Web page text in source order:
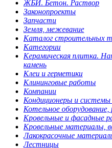
ЖБИ. Бетон. Раствор
Законопроекты
Запчасти
Земля, межевание
Каталог строительных
Категории
Керамическая плитка.
камень
Клеи и герметики
Клининговые работы
Компании
Кондиционеры и системы
Котельное
Кровельные и фасадные
Кровельные материалы,
Лакокрасочные
Лестницы